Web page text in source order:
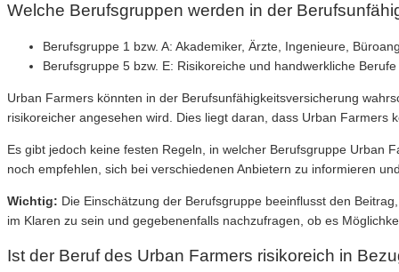
Welche Berufsgruppen werden in der
Berufsgruppe 1 bzw. A: Akademiker, Ärzte, Ingenieure,
Berufsgruppe 5 bzw. E: Risikoreiche und handwerkliche
Urban Farmers könnten in der Berufsunfähigkeitsversicherung
risikoreicher angesehen wird. Dies liegt daran, dass Urban
Es gibt jedoch keine festen Regeln, in welcher Berufsgruppe Urban
noch empfehlen, sich bei verschiedenen Anbietern zu informieren
Wichtig: Die Einschätzung der Berufsgruppe beeinflusst den
im Klaren zu sein und gegebenenfalls nachzufragen, ob es
Ist der Beruf des Urban Farmers risikoreich in